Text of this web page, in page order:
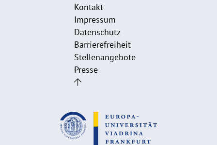
Kontakt
Impressum
Datenschutz
Barrierefreiheit
Stellenangebote
Presse